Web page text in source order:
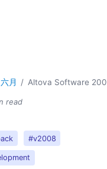
六月 Altova Software
read
#v2008